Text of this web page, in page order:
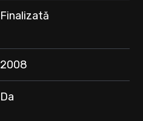
Finalizată
2008
Da